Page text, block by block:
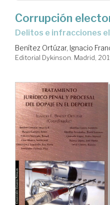
Corrupción
delitos e infracciones
Benítez Ortúzar, Ignacio
Editorial Dykinson. Madrid,